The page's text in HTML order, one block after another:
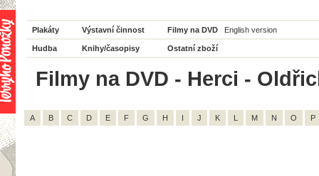
Plakáty Výstavní činnost Filmy na DVD English version
Hudba Knihy/časopisy Ostatní zboží
Filmy na DVD - Herci -
A B C D E F G H I J K L M N O P